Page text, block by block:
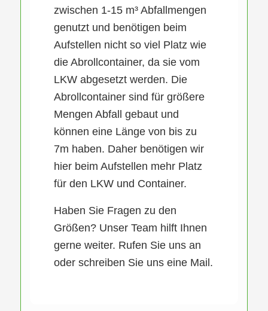
zwischen 1-15 m³ Abfallmengen
genutzt und benötigen beim
Aufstellen nicht so viel Platz wie
die Abrollcontainer, da sie vom
LKW abgesetzt werden. Die
Abrollcontainer sind für größere
Mengen Abfall gebaut und
können eine Länge von bis zu
7m haben. Daher benötigen wir
hier beim Aufstellen mehr Platz
für den LKW und Container.
Haben Sie Fragen zu den
Größen? Unser Team hilft Ihnen
gerne weiter. Rufen Sie uns an
oder schreiben Sie uns eine Mail.